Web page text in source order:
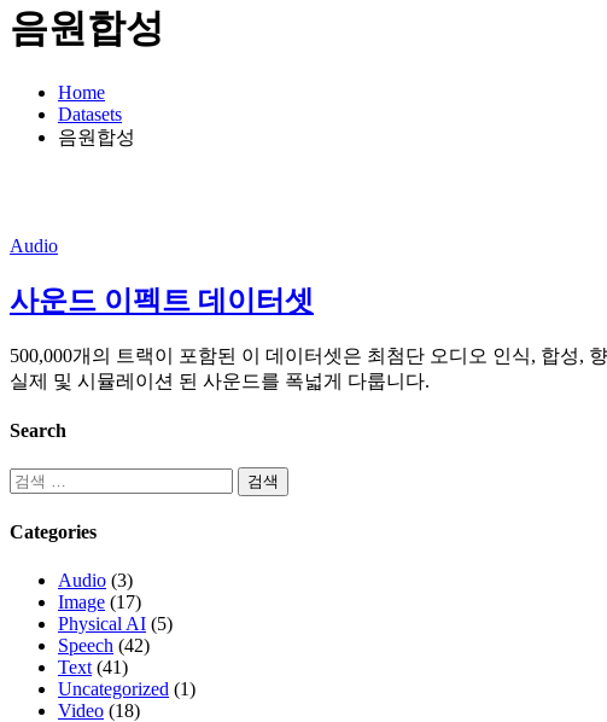
음원합성
Home
Datasets
음원합성
Audio
사운드 이펙트 데이터셋
500,000개의 트랙이 포함된 이 데이터셋은 최첨단 오디오 인식, 합성,
실제 및 시뮬레이션 된 사운드를 폭넓게 다룹니다.
Search
Categories
Audio (3)
Image (17)
Physical AI (5)
Speech (42)
Text (41)
Uncategorized (1)
Video (18)